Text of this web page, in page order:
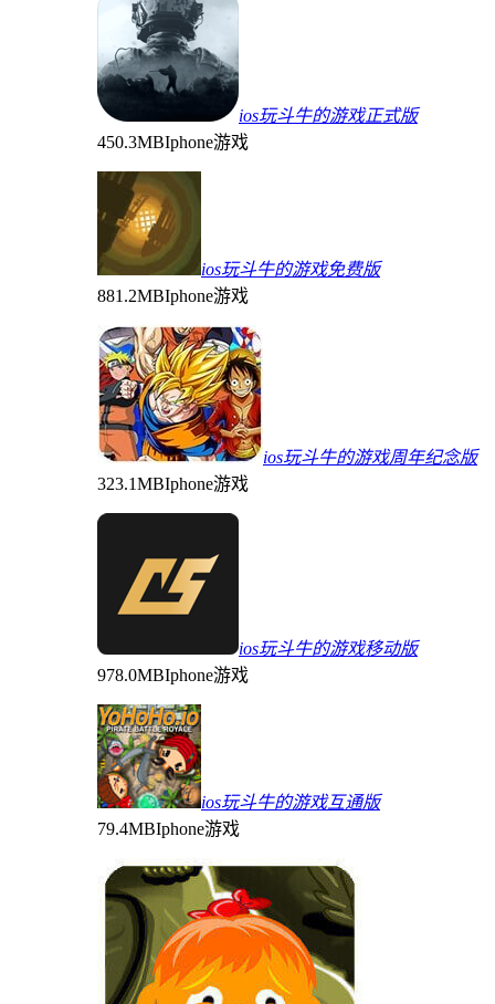
ios玩斗牛的游戏正式版
450.3MBIphone游戏
ios玩斗牛的游戏免费版
881.2MBIphone游戏
ios玩斗牛的游戏周年纪念版
323.1MBIphone游戏
ios玩斗牛的游戏移动版
978.0MBIphone游戏
ios玩斗牛的游戏互通版
79.4MBIphone游戏